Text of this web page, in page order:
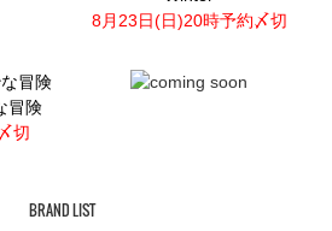
8月23日(日)20時予約〆切
冒険
切
BRAND LIST